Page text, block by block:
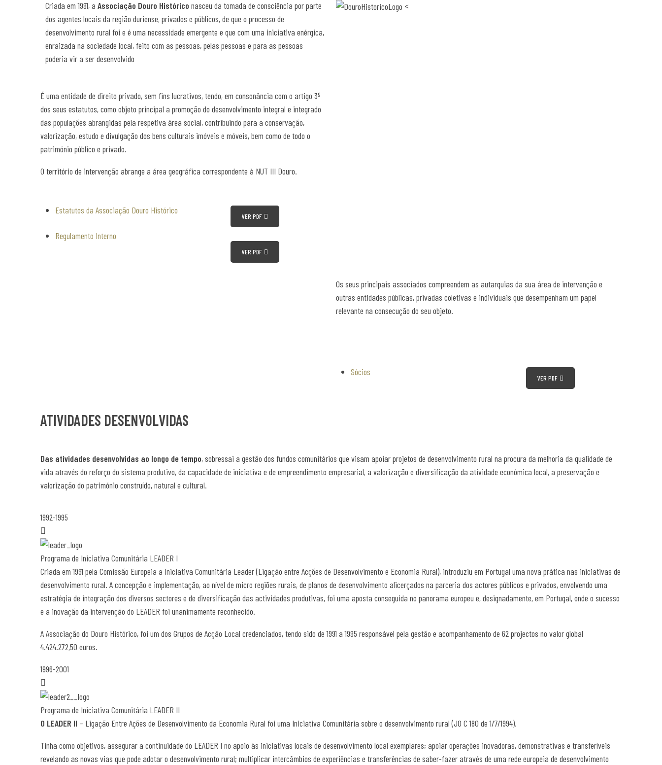
Criada em 1991, a Associação Douro Histórico nasceu da tomada de consciência por parte
dos agentes locais da região duriense, privados e públicos, de que o processo de
desenvolvimento rural foi e é uma necessidade emergente e que com uma iniciativa enérgica,
enraizada na sociedade local, feito com as pessoas, pelas pessoas e para as pessoas
poderia vir a ser desenvolvido
<
É uma entidade de direito privado, sem fins lucrativos, tendo, em consonância com o artigo 3º
dos seus estatutos, como objeto principal a promoção do desenvolvimento integral e integrado
das populações abrangidas pela respetiva área social, contribuindo para a conservação,
valorização, estudo e divulgação dos bens culturais imóveis e móveis, bem como de todo o
património público e privado.
O território de intervenção abrange a área geográfica correspondente à NUT III Douro.
Estatutos da Associação Douro Histórico
Regulamento Interno
VER PDF
VER PDF
Os seus principais associados compreendem as autarquias da sua área de intervenção e
outras entidades públicas, privadas coletivas e individuais que desempenham um papel
relevante na consecução do seu objeto.
Sócios
VER PDF
ATIVIDADES DESENVOLVIDAS
Das atividades desenvolvidas ao longo de tempo, sobressai a gestão dos fundos comunitários que visam apoiar projetos de desenvolvimento rural na procura da melhoria da qualidade de
vida através do reforço do sistema produtivo, da capacidade de iniciativa e de empreendimento empresarial, a valorização e diversificação da atividade económica local, a preservação e
valorização do património construído, natural e cultural.
1992-1995
Programa de Iniciativa Comunitária LEADER I
Criada em 1991 pela Comissão Europeia a Iniciativa Comunitária Leader (Ligação entre Acções de Desenvolvimento e Economia Rural), introduziu em Portugal uma nova prática nas iniciativas de
desenvolvimento rural. A concepção e implementação, ao nível de micro regiões rurais, de planos de desenvolvimento alicerçados na parceria dos actores públicos e privados, envolvendo uma
estratégia de integração dos diversos sectores e de diversificação das actividades produtivas, foi uma aposta conseguida no panorama europeu e, designadamente, em Portugal, onde o sucesso
e a inovação da intervenção do LEADER foi unanimamente reconhecido.
A Associação do Douro Histórico, foi um dos Grupos de Acção Local credenciados, tendo sido de 1991 a 1995 responsável pela gestão e acompanhamento de 62 projectos no valor global
4.424.272,50 euros.
1996-2001
Programa de Iniciativa Comunitária LEADER II
O LEADER II – Ligação Entre Ações de Desenvolvimento da Economia Rural foi uma Iniciativa Comunitária sobre o desenvolvimento rural (JO C 180 de 1/7/1994).
Tinha como objetivos, assegurar a continuidade do LEADER I no apoio às iniciativas locais de desenvolvimento local exemplares; apoiar operações inovadoras, demonstrativas e transferíveis
revelando as novas vias que pode adotar o desenvolvimento rural; multiplicar intercâmbios de experiências e transferências de saber-fazer através de uma rede europeia de desenvolvimento